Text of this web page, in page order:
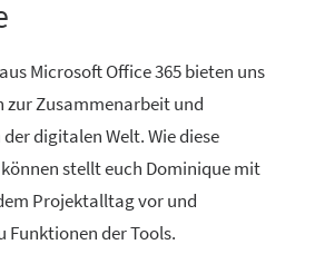
Microsoft Office 365 bieten uns
zur Zusammenarbeit und
digitalen Welt. Wie diese
stellt euch Dominique mit
Projektalltag vor und
der Tools.